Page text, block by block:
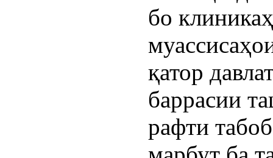
бо
қатор
баррасии
рафти